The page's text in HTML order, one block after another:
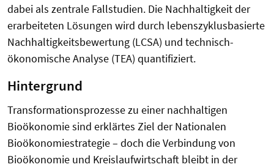
dabei als zentrale Fallstudien. Die Nachhaltigkeit der
erarbeiteten Lösungen wird durch lebenszyklusbasierte
Nachhaltigkeitsbewertung (LCSA) und technisch-
ökonomische Analyse (TEA) quantifiziert.
Hintergrund
Transformationsprozesse zu einer nachhaltigen
Bioökonomie sind erklärtes Ziel der Nationalen
Bioökonomiestrategie – doch die Verbindung von
Bioökonomie und Kreislaufwirtschaft bleibt in der